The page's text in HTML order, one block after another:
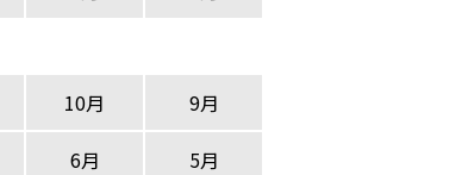
10月
9月
6月
5月